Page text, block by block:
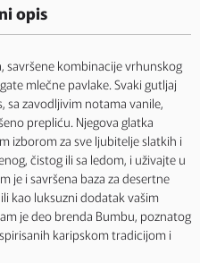
opis
savršene kombinacije vrhunskog
mlečne pavlake. Svaki gutljaj
sa zavodljivim notama vanile,
prepliću. Njegova glatka
izborom za sve ljubitelje slatkih i
čistog ili sa ledom, i uživajte u
je i savršena baza za desertne
kao luksuzni dodatak vašim
je deo brenda Bumbu, poznatog
karipskom tradicijom i